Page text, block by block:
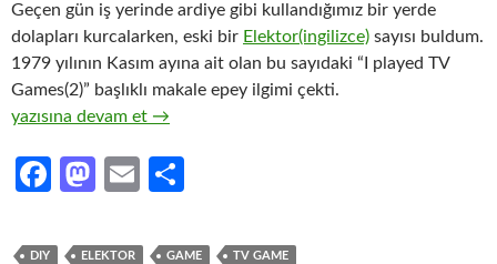
Geçen gün iş yerinde ardiye gibi kullandığımız bir yerde
dolapları kurcalarken, eski bir Elektor(ingilizce) sayısı buldum.
1979 yılının Kasım ayına ait olan bu sayıdaki “I played TV
Games(2)” başlıklı makale epey ilgimi çekti.
TV Oyunları 101
yazısına devam et →
Fa
b
M
to
E
ail ar
DIY ELEKTOR GAME TV GAME